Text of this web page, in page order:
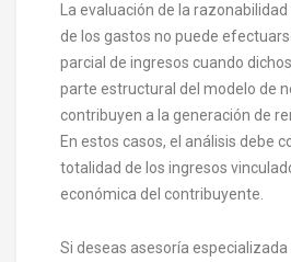
La evaluación de la
de los gastos no puede
parcial de ingresos cuando
parte estructural del modelo de
contribuyen a la generación de
En estos casos, el análisis debe
totalidad de los ingresos
económica del contribuyente.
Si deseas asesoría